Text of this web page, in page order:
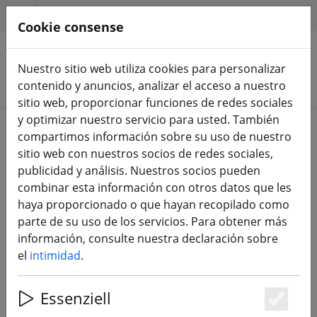
Buscar productos
Home Equipamiento FrSky
FrSky Taranis X9D Plus V2019,
Horus, X12S, X10S X9E, X9D, Q X7 &
X-Lite - Transmisor y Receptor
3 Products
Unterkategorien
Cookie consense
Nuestro sitio web utiliza cookies para personalizar
contenido y anuncios, analizar el acceso a nuestro
sitio web, proporcionar funciones de redes sociales
y optimizar nuestro servicio para usted. También
compartimos información sobre su uso de nuestro
sitio web con nuestros socios de redes sociales,
publicidad y análisis. Nuestros socios pueden
combinar esta información con otros datos que les
haya proporcionado o que hayan recopilado como
parte de su uso de los servicios. Para obtener más
información, consulte nuestra declaración sobre
el intimidad.
Essenziell